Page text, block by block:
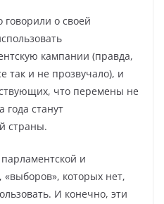
о своей
кампании (правда,
так и не прозвучало), и
что перемены не
станут
страны.
и
которых нет,
И конечно, эти